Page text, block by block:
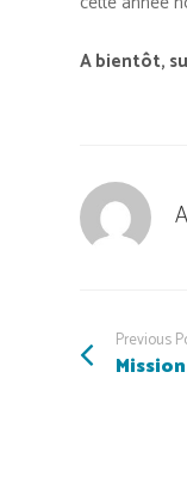
A bientôt,
Previous